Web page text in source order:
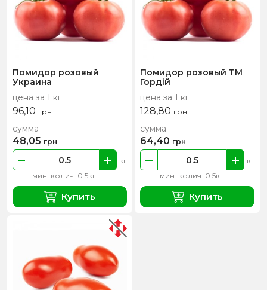
Помидор розовый
Украина
цена за 1 кг
96,10 грн
мин. колич. 0.5кг
кг
сумма
48,05 грн
Купить
Помидор розовый ТМ
Гордій
цена за 1 кг
128,80 грн
мин. колич. 0.5кг
кг
сумма
64,40 грн
Купить